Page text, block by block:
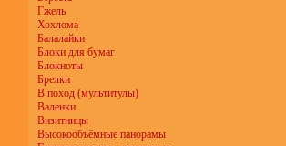
Гжель
Хохлома
Балалайки
Блоки для бумаг
Блокноты
Брелки
В поход (мультитулы)
Валенки
Визитницы
Высокообъёмные панорамы